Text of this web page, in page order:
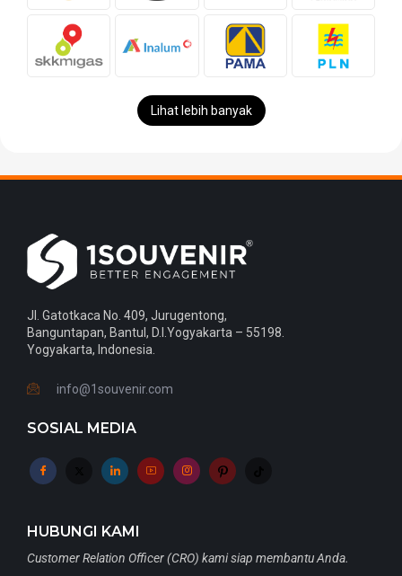
Lihat lebih banyak
Jl. Gatotkaca No. 409, Jurugentong,
Banguntapan, Bantul, D.I.Yogyakarta – 55198.
Yogyakarta, Indonesia.
info@1souvenir.com
SOSIAL MEDIA
HUBUNGI KAMI
Customer Relation Officer (CRO) kami siap membantu Anda.